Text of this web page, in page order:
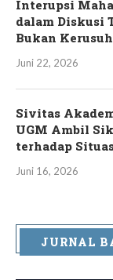
Interupsi
dalam Diskusi
Bukan
Juni 22, 2026
Sivitas
UGM Ambil
terhadap
Juni 16, 2026
JURNAL